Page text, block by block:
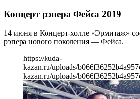
Концерт рэпера Фейса 2019
14 июня в Концерт-холле «Эрмитаж»
рэпера нового поколения — Фейса.
https://kuda-
kazan.ru/uploads/
kazan.ru/uploads/